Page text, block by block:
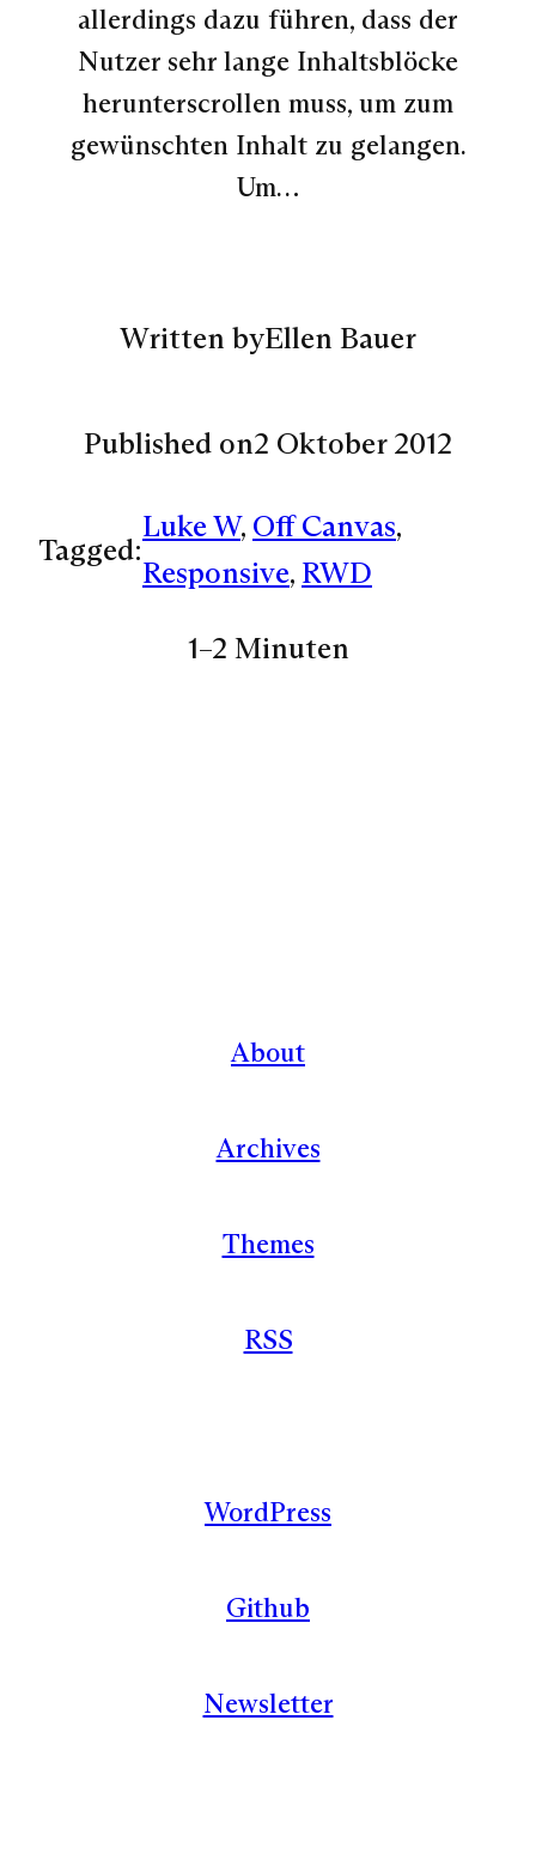
allerdings dazu führen, dass der
Nutzer sehr lange Inhaltsblöcke
herunterscrollen muss, um zum
gewünschten Inhalt zu gelangen.
Um…
Written byEllen Bauer
Published on2 Oktober 2012
Tagged:
Luke W, Off Canvas
Responsive, RWD
1–2 Minuten
About
Archives
Themes
RSS
WordPress
Github
Newsletter